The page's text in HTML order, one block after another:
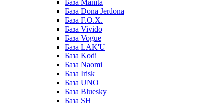
База Manita
База Dona Jerdona
База F.O.X.
База Vivido
База Vogue
База LAK'U
База Kodi
База Naomi
База Irisk
База UNO
База Bluesky
База SH